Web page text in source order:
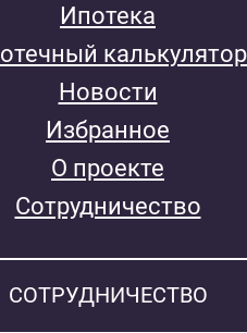
Ипотека
калькулятор
Новости
Избранное
О проекте
Сотрудничество
СОТРУДНИЧЕСТВО